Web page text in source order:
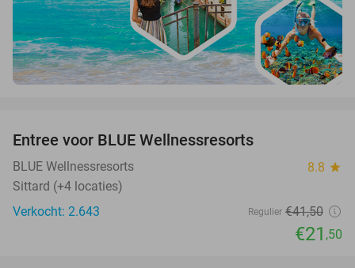
Entree voor BLUE Wellnessresorts
BLUE Wellnessresorts 8.8 star
Sittard (+4 locaties)
Verkocht: 2.643
Regulier €41,50
€21 ,50